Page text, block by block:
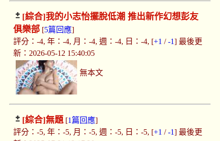
[綜合]我的小志怡擺脫低潮 推出新作幻想彭友
俱樂部[5篇回應]
評分：-4, 年：-4, 月：-4, 週：-4, 日：-4, [+1 /-1] 最後更
新：2026-05-12 15:40:05
無本文
[綜合]無題[1篇回應]
評分：-5, 年：-5, 月：-5, 週：-5, 日：-5, [+1 /-1] 最後更